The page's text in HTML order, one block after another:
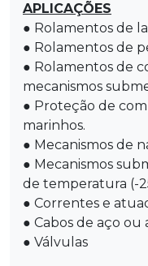
APLICAÇÕES
● Rolamentos de
● Rolamentos de
● Rolamentos de
mecanismos
● Proteção de
marinhos.
● Mecanismos de
● Mecanismos
de temperatura (-
● Correntes e
● Cabos de aço ou
● Válvulas